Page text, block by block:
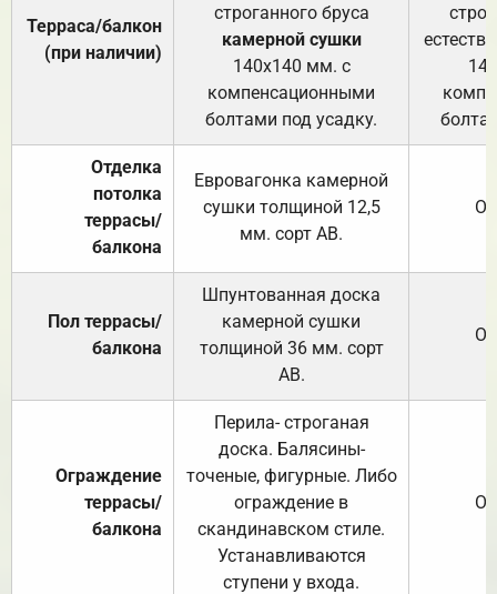
Терраса/балкон
(при наличии)
строганного бруса
камерной сушки
140х140 мм. с
компенсационными
болтами под усадку.
Отделка
потолка
террасы/
балкона
Евровагонка камерной
сушки толщиной 12,5
мм. сорт АВ.
Пол террасы/
балкона
Шпунтованная доска
камерной сушки
толщиной 36 мм. сорт
АВ.
Ограждение
террасы/
балкона
Перила- строганая
доска. Балясины-
точеные, фигурные. Либо
ограждение в
скандинавском стиле.
Устанавливаются
ступени у входа.